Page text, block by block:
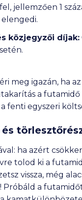
jellemzően 1
közjegyzői díjak:
meg igazán, ha
a futamidő
fenti egyszeri
ha azért
tolod ki a
vissza, még
Próbáld a